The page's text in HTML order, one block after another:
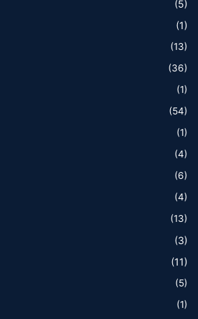
(5)
(1)
(13)
(36)
(1)
(54)
(1)
(4)
(6)
(4)
(13)
(3)
(11)
(5)
(1)